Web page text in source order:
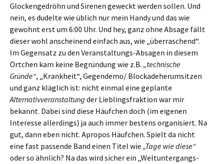
Glockengedröhn und Sirenen geweckt werden sollen. Und
nein, es dudelte wie üblich nur mein Handy und das wie
gewohnt erst um 6:00 Uhr. Und hey, ganz ohne Absage fällt
dieser wohl anscheinend einfach aus, wie „überraschend“.
Im Gegensatz zu den Veranstaltungs-Absagen in diesem
Örtchen kam keine Begründung wie z.B. „technische
Gründe“, „Krankheit“, Gegendemo/ Blockadeherumsitzen
und ganz kläglich ist: nicht einmal eine geplante
Alternativveranstaltung der Lieblingsfraktion war mir
bekannt. Dabei sind diese Häufchen doch (im eigenen
Interesse allerdings) ja auch immer bestens organisiert. Na
gut, dann eben nicht. Apropos Häufchen. Spielt da nicht
eine fast passende Band einen Titel wie „Tage wie diese“
oder so ähnlich? Na das wird sicher ein „Weltuntergangs-